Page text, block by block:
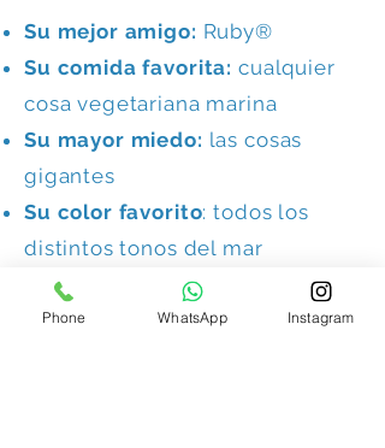
Su mejor amigo: Ruby®
Su comida favorita: cualquier
cosa vegetariana marina
Su mayor miedo: las cosas
gigantes
Su color favorito: todos los
distintos tonos del mar
Lo que no le gusta:
pensar que
no es capaz de lograr algo
Phone WhatsApp Instagram